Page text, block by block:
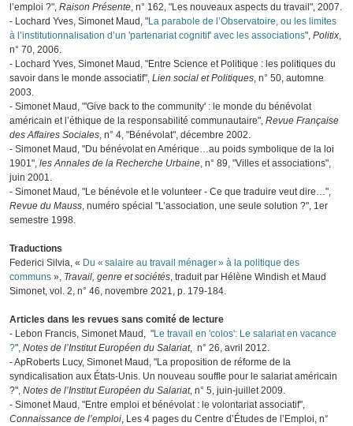
l’emploi ?", Raison Présente, n° 162, "Les nouveaux aspects du travail", 2007.
- Lochard Yves, Simonet Maud, "La parabole de l’Observatoire, ou les limites
à l’institutionnalisation d’un 'partenariat cognitif' avec les associations", Politix,
n° 70, 2006.
- Lochard Yves, Simonet Maud, "Entre Science et Politique : les politiques du
savoir dans le monde associatif", Lien social et Politiques, n° 50, automne
2003.
- Simonet Maud, "'Give back to the community' : le monde du bénévolat
américain et l’éthique de la responsabilité communautaire", Revue Française
des Affaires Sociales, n° 4, "Bénévolat", décembre 2002.
- Simonet Maud, "Du bénévolat en Amérique…au poids symbolique de la loi
1901", les Annales de la Recherche Urbaine, n° 89, "Villes et associations",
juin 2001.
- Simonet Maud, "Le bénévole et le volunteer - Ce que traduire veut dire…",
Revue du Mauss, numéro spécial "L’association, une seule solution ?", 1er
semestre 1998.
Traductions
Federici Silvia, « Du « salaire au travail ménager » à la politique des
communs », Travail, genre et sociétés, traduit par Hélène Windish et Maud
Simonet, vol. 2, n° 46, novembre 2021, p. 179‑184.
Articles dans les revues sans comité de lecture
- Lebon Francis, Simonet Maud, "Le travail en 'colos': Le salariat en vacance
?", Notes de l’Institut Européen du Salariat, n° 26, avril 2012.
- ApRoberts Lucy, Simonet Maud, "La proposition de réforme de la
syndicalisation aux États-Unis. Un nouveau souffle pour le salariat américain
?", Notes de l’Institut Européen du Salariat, n° 5, juin-juillet 2009.
- Simonet Maud, "Entre emploi et bénévolat : le volontariat associatif",
Connaissance de l’emploi, Les 4 pages du Centre d’Études de l’Emploi, n°